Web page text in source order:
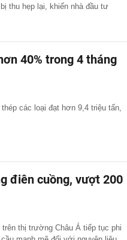
thu hẹp lại, khiến nhà đầu tư
40% trong 4 tháng
các loại đạt hơn 9,4 triệu tấn,
điên cuồng, vượt 200
thị trường Châu Á tiếp tục phi